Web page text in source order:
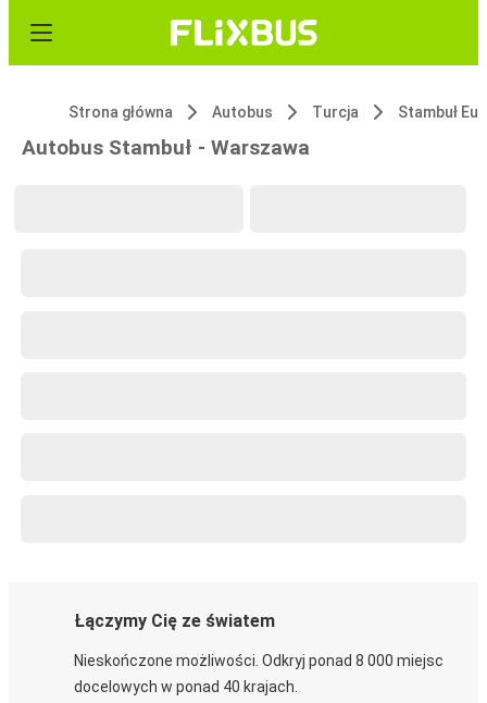
Strona główna Autobus Turcja Stambuł
Autobus Stambuł - Warszawa
Łączymy Cię ze światem
Nieskończone możliwości. Odkryj ponad 8 000 miejsc
docelowych w ponad 40 krajach.